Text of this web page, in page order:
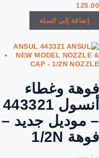
125.00
إضافة إلى السلة
فوهة وغطاء
أنسول 443321
– موديل جديد –
فوهة 1/2N